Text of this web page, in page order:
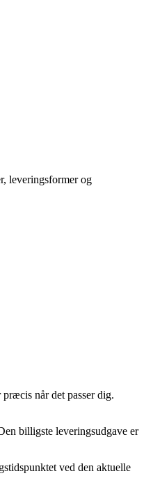
leveringsformer og
når det passer dig.
billigste leveringsudgave er
ved den aktuelle